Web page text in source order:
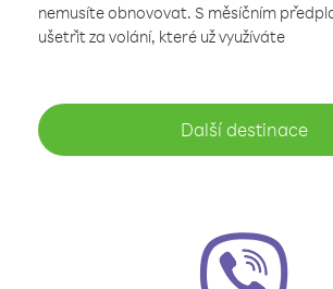
nemusíte obnovovat. S měsíčním
ušetřit za volání, které už využíváte
Další destinace